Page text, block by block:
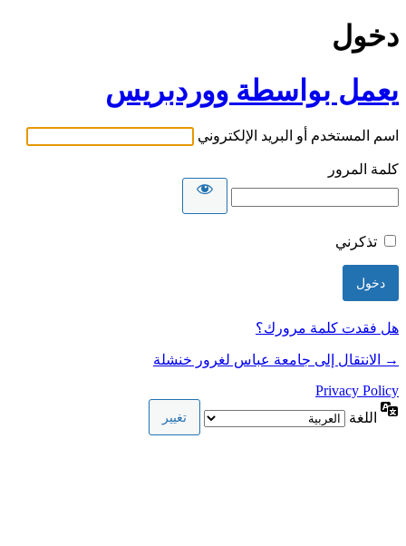
دخول
يعمل بواسطة ووردبريس
اسم المستخدم أو البريد الإلكتروني
كلمة المرور
تذكرني
هل فقدت كلمة مرورك؟
→ الانتقال إلى جامعة عباس لغرور خنشلة
Privacy Policy
اللغة